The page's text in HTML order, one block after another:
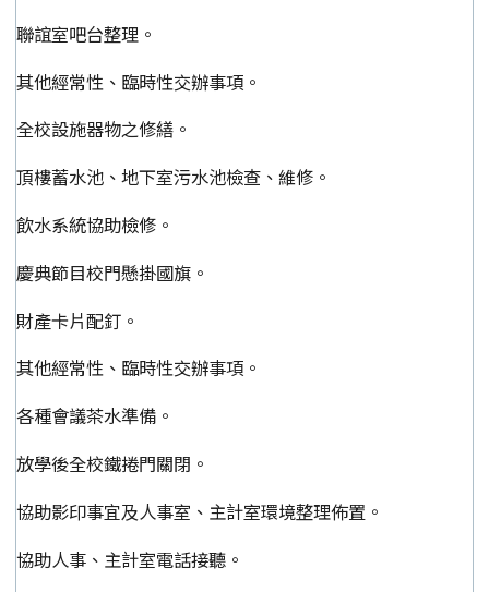
聯誼室吧台整理。
其他經常性、臨時性交辦事項。
全校設施器物之修繕。
頂樓蓄水池、地下室污水池檢查、維修。
飲水系統協助檢修。
慶典節目校門懸掛國旗。
財產卡片配釘。
其他經常性、臨時性交辦事項。
各種會議茶水準備。
放學後全校鐵捲門關閉。
協助影印事宜及人事室、主計室環境整理佈置。
協助人事、主計室電話接聽。